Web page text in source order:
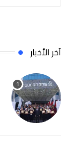
آخر الأخبار